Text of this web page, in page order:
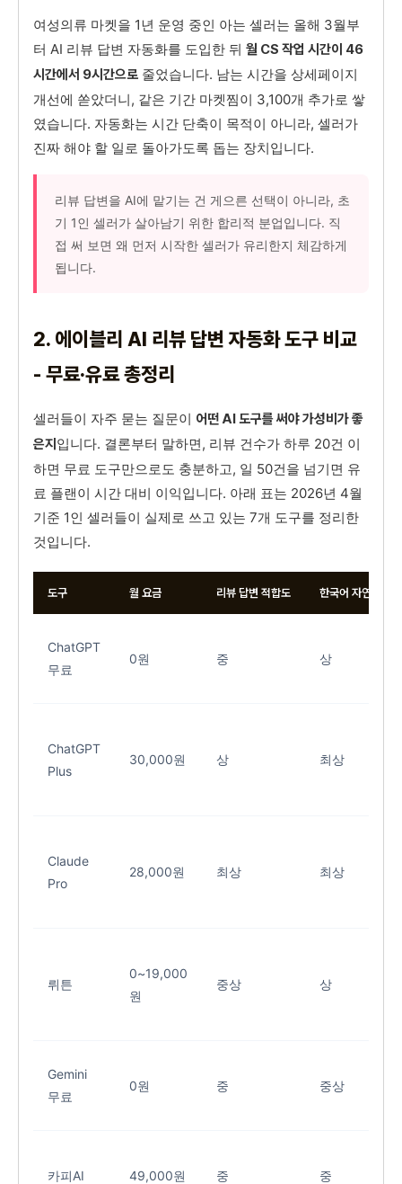
여성의류 마켓을 1년 운영 중인 아는 셀러는 올해 3월부
터 AI 리뷰 답변 자동화를 도입한 뒤 월 CS 작업 시간이 46
시간에서 9시간으로 줄었습니다. 남는 시간을 상세페이지
개선에 쏟았더니, 같은 기간 마켓찜이 3,100개 추가로 쌓
였습니다. 자동화는 시간 단축이 목적이 아니라, 셀러가
진짜 해야 할 일로 돌아가도록 돕는 장치입니다.
리뷰 답변을 AI에 맡기는 건 게으른 선택이 아니라, 초
기 1인 셀러가 살아남기 위한 합리적 분업입니다. 직
접 써 보면 왜 먼저 시작한 셀러가 유리한지 체감하게
됩니다.
2. 에이블리 AI 리뷰 답변 자동화 도구 비교
- 무료·유료 총정리
셀러들이 자주 묻는 질문이 어떤 AI 도구를 써야 가성비가 좋
은지 입니다. 결론부터 말하면, 리뷰 건수가 하루 20건 이
하면 무료 도구만으로도 충분하고, 일 50건을 넘기면 유
료 플랜이 시간 대비 이익입니다. 아래 표는 2026년 4월
기준 1인 셀러들이 실제로 쓰고 있는 7개 도구를 정리한
것입니다.
도구 월 요금 리뷰 답변 적합도 한국어 자연스러움
ChatGPT
무료
0원 중 상
ChatGPT
Plus
30,000원 상 최상
Claude
Pro
28,000원 최상 최상
뤼튼
0~19,000
원
중상 상
Gemini
무료
0원 중 중상
카피AI 49,000원 중 중